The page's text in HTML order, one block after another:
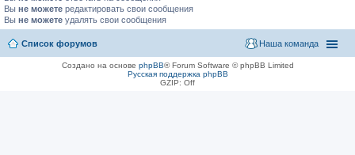
Вы не можете редактировать свои сообщения
Вы не можете удалять свои сообщения
Список форумов Наша команда
Создано на основе phpBB® Forum Software © phpBB Limited
Русская поддержка phpBB
GZIP: Off